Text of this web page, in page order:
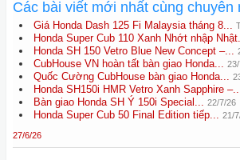
Các bài viết mới nhất cùng chuyên
Giá Honda Dash 125 Fi Malaysia tháng 8...
Honda Super Cub 110 Xanh Nhớt nhập
Honda SH 150 Vetro Blue New Concept –...
CubHouse VN hoàn tất bàn giao Honda...
Quốc Cường CubHouse bàn giao Honda...
Honda SH150i HMR Vetro Xanh Sapphire
Bàn giao Honda SH Ý 150i Special... 22/7/26
Honda Super Cub 50 Final Edition tiếp... 21/
27/6/26